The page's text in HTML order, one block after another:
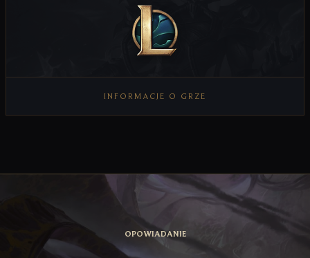
INFORMACJE O GRZE
OPOWIADANIE